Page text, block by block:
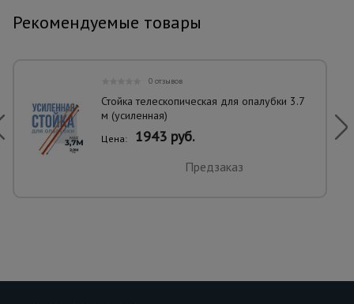
Рекомендуемые товары
0 отзывов
Стойка телескопическая для опалубки 3.7
м (усиленная)
Цена: 1943 руб.
Предзаказ